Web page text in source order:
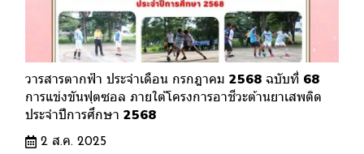
วารสารตากฟ้า ประจำเดือน กรกฎาคม 2568 ฉบับที่ 68
การแข่งขันฟุตซอล ภายใต้โครงการอาชีวะต้านยาเสพติด
ประจำปีการศึกษา 2568
2 ส.ค. 2025